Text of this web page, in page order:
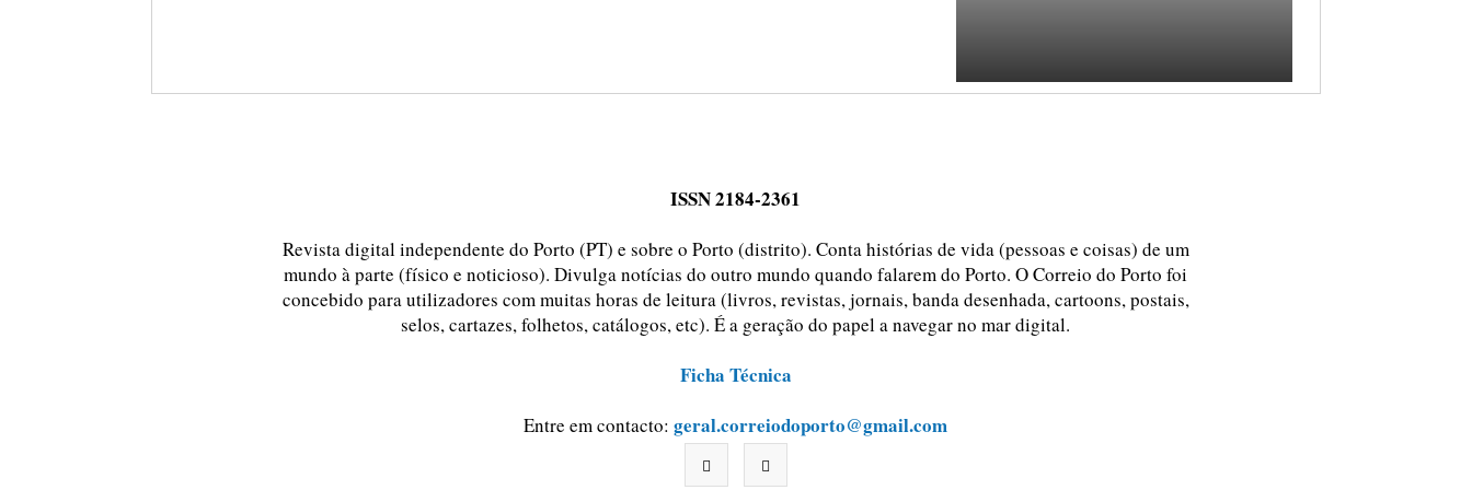
ISSN 2184-2361
Revista digital independente do Porto (PT) e sobre o Porto (distrito). Conta histórias de vida (pessoas e coisas) de um
mundo à parte (físico e noticioso). Divulga notícias do outro mundo quando falarem do Porto. O Correio do Porto foi
concebido para utilizadores com muitas horas de leitura (livros, revistas, jornais, banda desenhada, cartoons, postais,
selos, cartazes, folhetos, catálogos, etc). É a geração do papel a navegar no mar digital.
Ficha Técnica
Entre em contacto:geral.correiodoporto@gmail.com